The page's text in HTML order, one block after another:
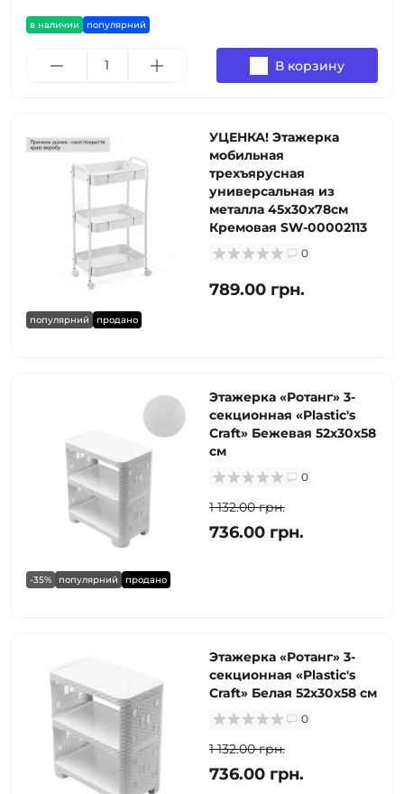
в наличии популярний
В корзину
популярний продано
УЦЕНКА! Этажерка
мобильная
трехъярусная
универсальная из
металла 45х30х78см
Кремовая SW-00002113
0
789.00 грн.
-35% популярний продано
Этажерка «Ротанг» 3-
секционная «Plastic's
Craft» Бежевая 52х30х58
см
0
1 132.00 грн.
736.00 грн.
Этажерка «Ротанг» 3-
секционная «Plastic's
Craft» Белая 52х30х58 см
0
1 132.00 грн.
736.00 грн.